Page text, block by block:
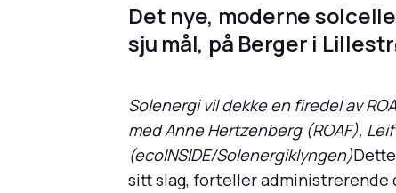
Det nye, moderne
sju mål, på Berger i
Solenergi vil dekke en firedel av
med Anne Hertzenberg (ROAF),
(ecoINSIDE/Solenergiklyngen)
sitt slag, forteller administrerende